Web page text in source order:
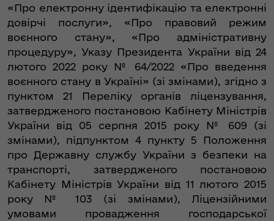
«Про електронну ідентифікацію та електронні
довірчі послуги», «Про правовий режим
воєнного стану», «Про адміністративну
процедуру», Указу Президента України від 24
лютого 2022 року № 64/2022 «Про введення
воєнного стану в Україні» (зі змінами), згідно з
пунктом 21 Переліку органів ліцензування,
затвердженого постановою Кабінету Міністрів
України від 05 серпня 2015 року № 609 (зі
змінами), підпунктом 4 пункту 5 Положення
про Державну службу України з безпеки на
транспорті, затвердженого постановою
Кабінету Міністрів України від 11 лютого 2015
року № 103 (зі змінами), Ліцензійними
умовами провадження господарської